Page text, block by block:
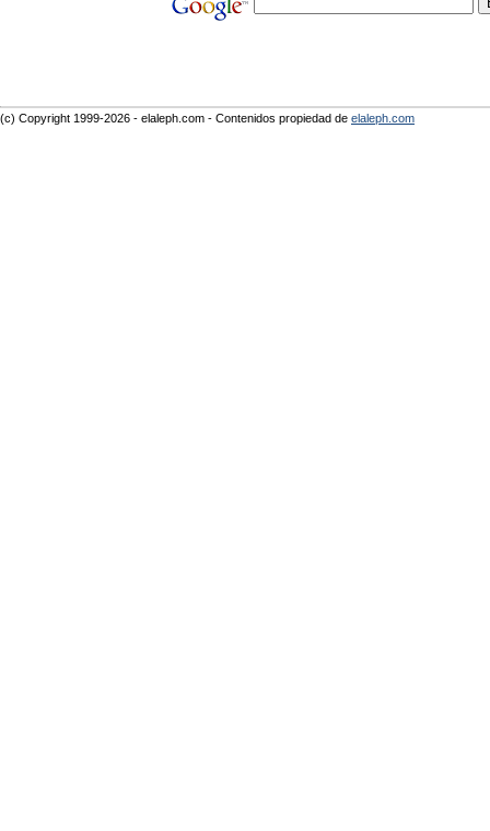
(c) Copyright 1999-2026 - elaleph.com - Contenidos propiedad de elaleph.com